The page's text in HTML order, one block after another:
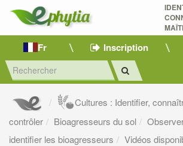
Fr Inscription
Cultures : Identifier,
contrôler
Bioagresseurs du sol
identifier les bioagresseurs
Vidéos